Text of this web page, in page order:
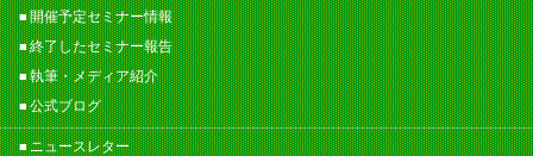
開催予定セミナー情報
終了したセミナー報告
執筆・メディア紹介
公式ブログ
ニュースレター